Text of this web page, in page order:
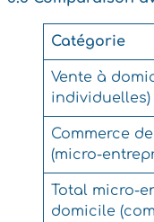
Catégorie
Vente à
individuelles)
Commerce
(micro-
Total micro-
domicile